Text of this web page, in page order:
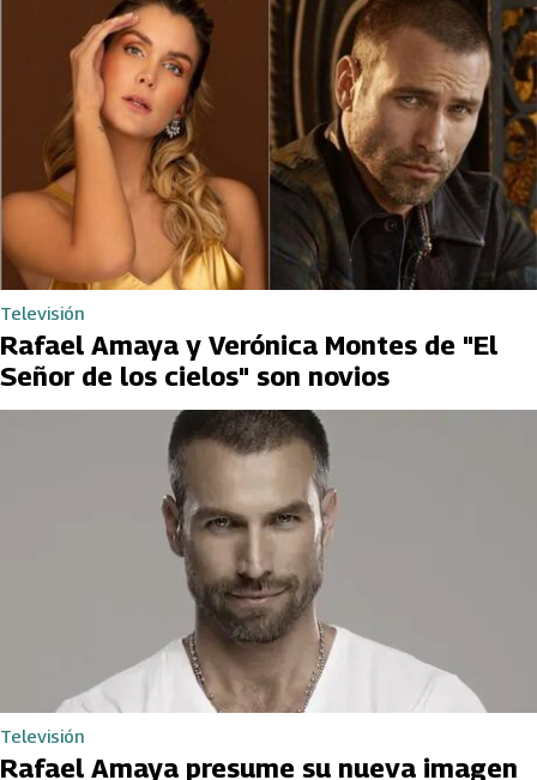
Televisión
Rafael Amaya y Verónica Montes de "El
Señor de los cielos" son novios
Televisión
Rafael Amaya presume su nueva imagen